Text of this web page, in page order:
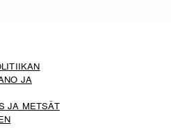
JA
JA METSÄT